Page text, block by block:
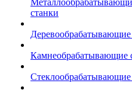
станки
Деревообрабатывающие
Камнеобрабатывающие
Стеклообрабатывающие